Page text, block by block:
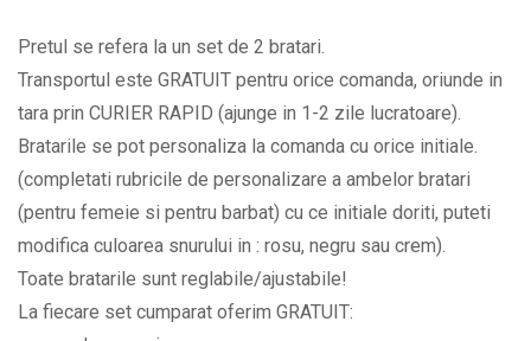
albe
la
alegere
BPC668
quantity
Pretul se refera la un set de 2 bratari.
Transportul este GRATUIT pentru orice comanda, oriunde in
tara prin CURIER RAPID (ajunge in 1-2 zile lucratoare).
Bratarile se pot personaliza la comanda cu orice initiale.
(completati rubricile de personalizare a ambelor bratari
(pentru femeie si pentru barbat) cu ce initiale doriti, puteti
modifica culoarea snurului in : rosu, negru sau crem).
Toate bratarile sunt reglabile/ajustabile!
La fiecare set cumparat oferim GRATUIT: